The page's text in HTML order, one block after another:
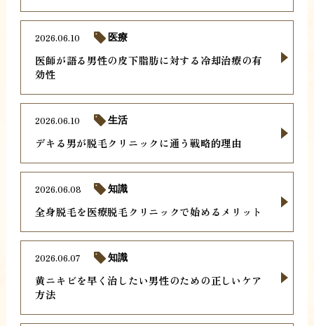
医師が語る男性の皮下脂肪に対する冷却治療の有
効性
2026.06.10 医療
デキる男が脱毛クリニックに通う戦略的理由
2026.06.10 生活
全身脱毛を医療脱毛クリニックで始めるメリット
2026.06.08 知識
黄ニキビを早く治したい男性のための正しいケア
方法
2026.06.07 知識